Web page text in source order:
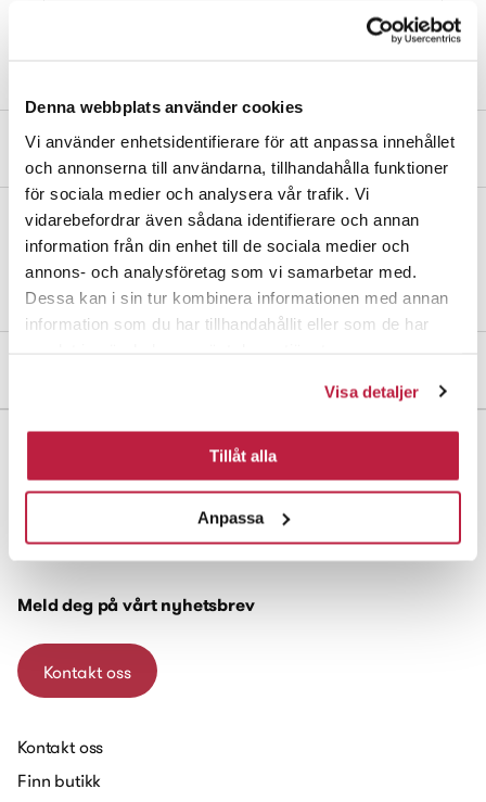
Denna webbplats använder cookies
Vi använder enhetsidentifierare för att anpassa innehållet
och annonserna till användarna, tillhandahålla funktioner
för sociala medier och analysera vår trafik. Vi
vidarebefordrar även sådana identifierare och annan
information från din enhet till de sociala medier och
annons- och analysföretag som vi samarbetar med.
Dessa kan i sin tur kombinera informationen med annan
information som du har tillhandahållit eller som de har
Visa detaljer
Tillåt alla
Anpassa
Produktbeskrivelse
Forlengerbrakett av aluminium. For å montere Elegant Plus kreves
7093 Tiller
Meld deg på vårt nyhetsbrev
Kontakt oss
Kontakt oss
Finn butikk